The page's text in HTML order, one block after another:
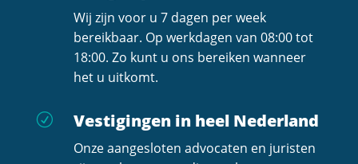
Wij zijn voor u 7 dagen per week
bereikbaar. Op werkdagen van 08:00 tot
18:00. Zo kunt u ons bereiken wanneer
het u uitkomt.
R Vestigingen in heel Nederland
Onze aangesloten advocaten en juristen